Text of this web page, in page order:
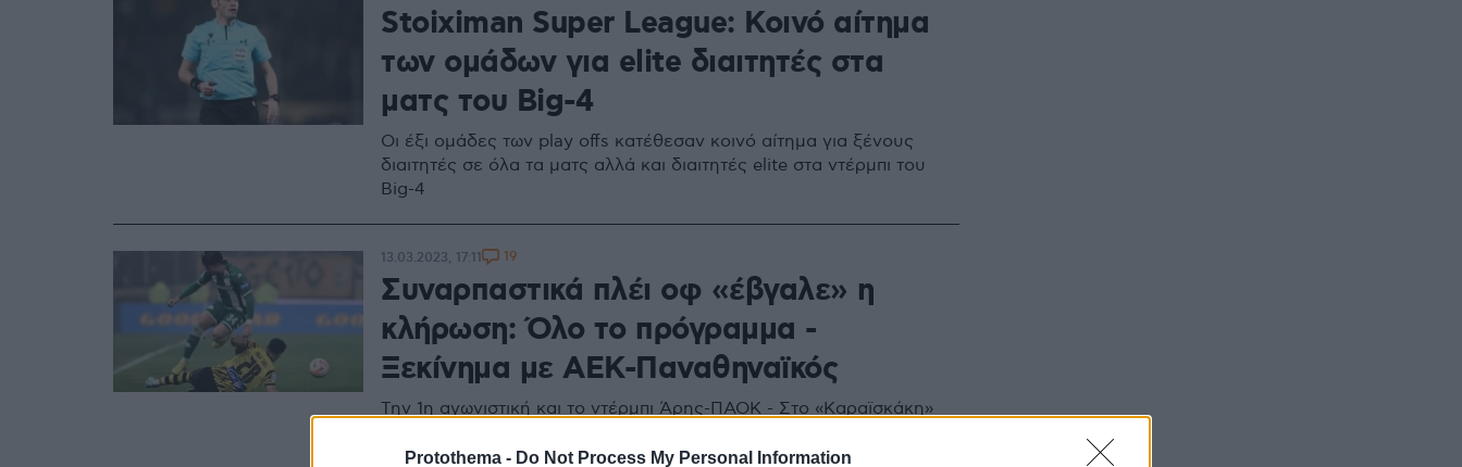
Protothema - Do Not Process My Personal Information
Stoiximan Super League: Κοινό αίτημα
των ομάδων για elite διαιτητές στα
ματς του Big-4
Οι έξι ομάδες των play offs κατέθεσαν κοινό αίτημα για ξένους
διαιτητές σε όλα τα ματς αλλά και διαιτητές elite στα ντέρμπι του
Big-4
Συναρπαστικά πλέι οφ «έβγαλε» η
κλήρωση: Όλο το πρόγραμμα -
Ξεκίνημα με ΑΕΚ-Παναθηναϊκός
Την 1η αγωνιστική και το ντέρμπι Άρης-ΠΑΟΚ - Στο «Καραϊσκάκη»
τελευταία αγωνιστική εναντίον του ΠΑΟΚ στην Τούμπα
13.03.2023, 17:11 19